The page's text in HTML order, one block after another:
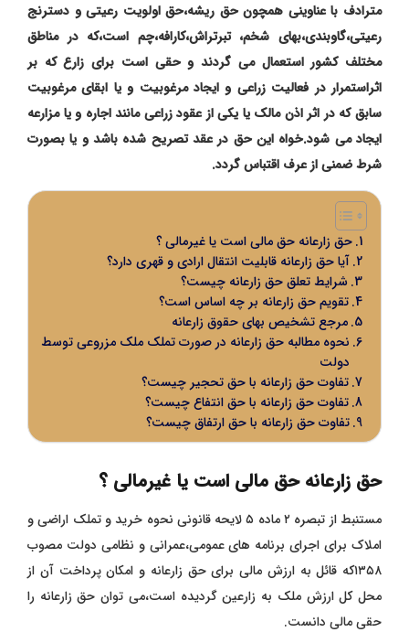
مترادف با عناوینی همچون حق ریشه،حق اولویت رعیتی و دسترنج
رعیتی،گاوبندی،بهای شخم، تبرتراش،کارافه،چم است،که در مناطق
مختلف کشور استعمال می گردند و حقی است برای زارع که بر
اثراستمرار در فعالیت زراعی و ایجاد مرغوبیت و یا ابقای مرغوبیت
سابق که در اثر اذن مالک یا یکی از عقود زراعی مانند اجاره و یا مزارعه
ایجاد می شود.خواه این حق در عقد تصریح شده باشد و یا بصورت
شرط ضمنی از عرف اقتباس گردد.
حق زارعانه حق مالی است یا غیرمالی ؟
آیا حق زارعانه قابلیت انتقال ارادی و قهری دارد؟
شرایط تعلق حق زارعانه چیست؟
تقویم حق زارعانه بر چه اساس است؟
مرجع تشخیص بهای حقوق زارعانه
نحوه مطالبه حق زارعانه در صورت تملک ملک مزروعی توسط
دولت
تفاوت حق زارعانه با حق تحجیر چیست؟
تفاوت حق زارعانه با حق انتفاع چیست؟
تفاوت حق زارعانه با حق ارتفاق چیست؟
حق زارعانه حق مالی است یا غیرمالی ؟
مستنبط از تبصره ۲ ماده ۵ لایحه قانونی نحوه خرید و تملک اراضی و
املاک برای اجرای برنامه های عمومی،عمرانی و نظامی دولت مصوب
۱۳۵۸که قائل به ارزش مالی برای حق زارعانه و امکان پرداخت آن از
محل کل ارزش ملک به زارعین گردیده است،می توان حق زارعانه را
حقی مالی دانست.